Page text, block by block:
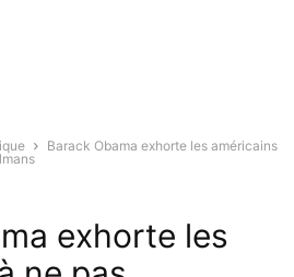
Barack Obama exhorte les américains
exhorte les